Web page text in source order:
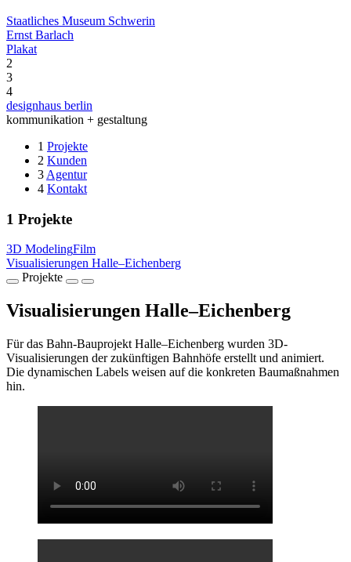
Staatliches Museum Schwerin
Ernst Barlach
Plakat
2
3
4
designhaus berlin
kommunikation + gestaltung
1 Projekte
2 Kunden
3 Agentur
4 Kontakt
1 Projekte
3D ModelingFilm
Visualisierungen Halle–Eichenberg
Projekte
Visualisierungen Halle–Eichenberg
Für das Bahn-Bauprojekt Halle–Eichenberg wurden 3D-
Visualisierungen der zukünftigen Bahnhöfe erstellt und animiert.
Die dynamischen Labels weisen auf die konkreten Baumaßnahmen
hin.